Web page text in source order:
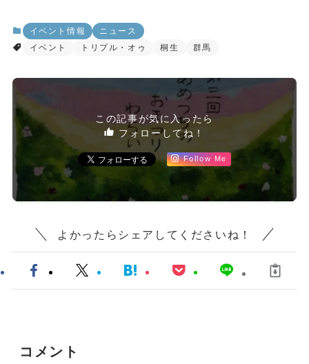
イベント情報
ニュース
イベント
トリプル・オゥ 桐生 群馬
この記事が気に入ったら
フォローしてね！
Follow Me
よかったらシェアしてくださいね！
コメント